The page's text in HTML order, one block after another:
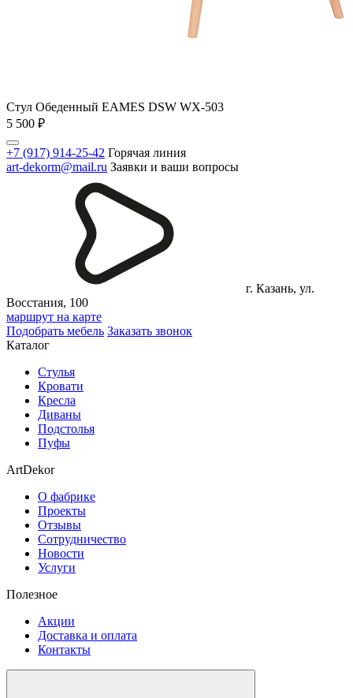
Стул Обеденный EAMES DSW WX-503
5 500 ₽
+7 (917) 914-25-42 Горячая линия
art-dekorm@mail.ru Заявки и ваши вопросы
г. Казань, ул.
Восстания, 100
маршрут на карте
Подобрать мебель Заказать звонок
Каталог
Стулья
Кровати
Кресла
Диваны
Подстолья
Пуфы
ArtDekor
О фабрике
Проекты
Отзывы
Сотрудничество
Новости
Услуги
Полезное
Акции
Доставка и оплата
Контакты